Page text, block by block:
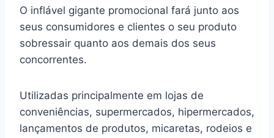
O inflável gigante promocional fará junto aos
seus consumidores e clientes o seu produto
sobressair quanto aos demais dos seus
concorrentes.
Utilizadas principalmente em lojas de
conveniências, supermercados, hipermercados,
lançamentos de produtos, micaretas, rodeios e